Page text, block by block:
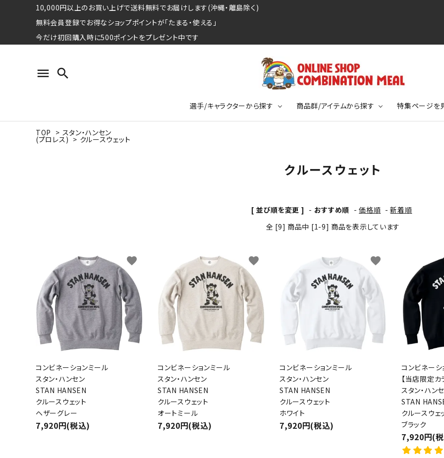
10,000円以上のお買い上げで送料無料でお届けします(沖縄・離島除く)
無料会員登録でお得なショップポイントが「たまる・使える」
今だけ初回購入時に500ポイントをプレゼント中です
menu search
選手/キャラクターから探す
プロ野球選手コレクション
レジェンドサッカー選手シリーズ 競走馬コレクション
ジャパニメーションコレクション カジュアルフットボールスタイル
商品群/アイテムから探す
Tシャツ
KIDSサイズ
特集ページを
特集ページ
TOP > スタン・ハンセン
(プロレス) > クルースウェット
クルースウェット
[ 並び順を変更 ] - おすすめ順 -価格順 -新着順
全 [9] 商品中 [1-9] 商品を表示しています
コンビネーションミール
スタン・ハンセン
STAN HANSEN
クルースウェット
ヘザーグレー
7,920円(税込)
favorite
コンビネーションミール
スタン・ハンセン
STAN HANSEN
クルースウェット
オートミール
7,920円(税込)
favorite
コンビネーションミール
スタン・ハンセン
STAN HANSEN
クルースウェット
ホワイト
7,920円(税込)
favorite
コンビネーシ
【当店限定カ
スタン・ハン
STAN
クルースウェ
ブラック
7,920円(